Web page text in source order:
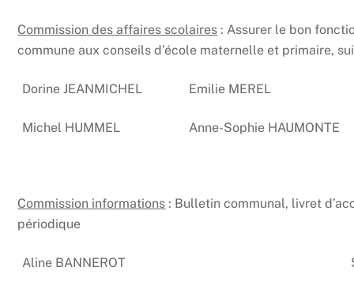
Commission des affaires scolaires : Assurer le bon
commune aux conseils d’école maternelle et primaire,
Dorine JEANMICHEL Emilie MEREL
Michel HUMMEL Anne-Sophie HAUMONTE
Commission informations : Bulletin communal, livret
périodique
Aline BANNEROT